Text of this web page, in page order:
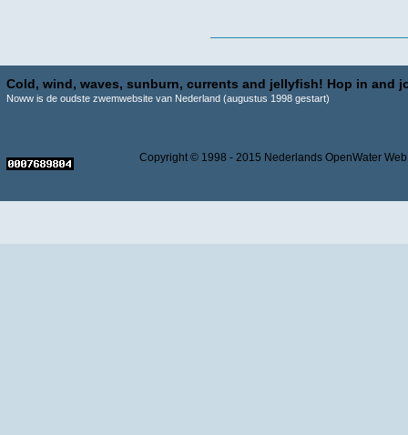
Cold, wind, waves, sunburn, currents and jellyfish! Hop in and
Noww is de oudste zwemwebsite van Nederland (augustus 1998 gestart)
Copyright © 1998 - 2015 Nederlands OpenWater